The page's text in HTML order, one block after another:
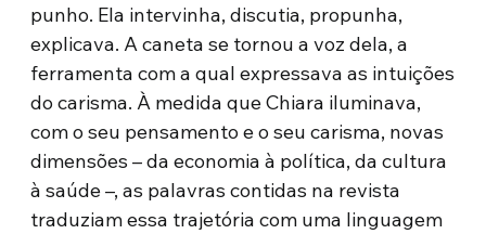
punho. Ela intervinha, discutia, propunha,
explicava. A caneta se tornou a voz dela, a
ferramenta com a qual expressava as intuições
do carisma. À medida que Chiara iluminava,
com o seu pensamento e o seu carisma, novas
dimensões – da economia à política, da cultura
à saúde –, as palavras contidas na revista
traduziam essa trajetória com uma linguagem